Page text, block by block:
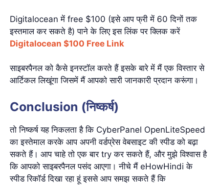
Digitalocean में free $100 (इसे आप फ्री में 60 दिनों तक
इस्तमाल कर सकते है) पाने के लिए इस लिंक पर क्लिक करें
Digitalocean $100 Free Link
साइबरपैनल को कैसे इनस्टॉल करते हैं इसके बारे में मैं एक विस्तार से
आर्टिकल लिखूंगा जिसमें मैं आपको सारी जानकारी प्रदान करूंगा।
Conclusion (निष्कर्ष)
तो निष्कर्ष यह निकलता है कि CyberPanel OpenLiteSpeed
का इस्तेमाल करके आप अपनी वर्डप्रेस वेबसाइट की स्पीड को बढ़ा
सकते हैं। आप चाहे तो एक बार try कर सकते हैं, और मुझे विश्वास है
कि आपको साइबरपैनल पसंद आएगा। नीचे मैं eHowHindi के
स्पीड रिकॉर्ड दिखा रहा हूं इससे आप समझ सकते हैं कि